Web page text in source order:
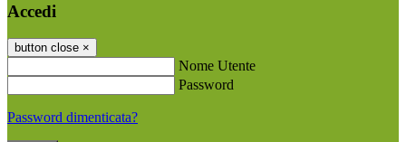
Accedi
button close ×
Nome Utente
Password
Password dimenticata?